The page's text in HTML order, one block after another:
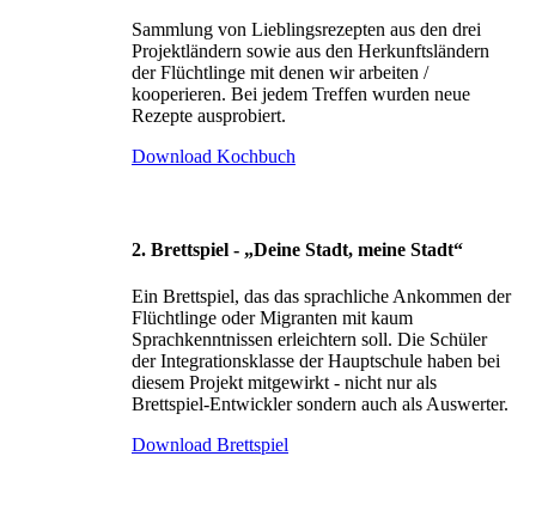
Sammlung von Lieblingsrezepten aus den drei
Projektländern sowie aus den Herkunftsländern
der Flüchtlinge mit denen wir arbeiten /
kooperieren. Bei jedem Treffen wurden neue
Rezepte ausprobiert.
Download Kochbuch
2. Brettspiel - „Deine Stadt, meine Stadt“
Ein Brettspiel, das das sprachliche Ankommen der
Flüchtlinge oder Migranten mit kaum
Sprachkenntnissen erleichtern soll. Die Schüler
der Integrationsklasse der Hauptschule haben bei
diesem Projekt mitgewirkt - nicht nur als
Brettspiel-Entwickler sondern auch als Auswerter.
Download Brettspiel